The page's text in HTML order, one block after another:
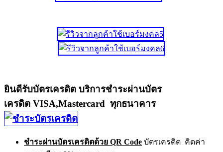
ยินดีรับบัตรเครดิต บริการชำระผ่านบัตร
เครดิต VISA,Mastercard ทุกธนาคาร
ชำระผ่านบัตรเครดิตด้วย QR Code บัตรเครดิต คิดค่า